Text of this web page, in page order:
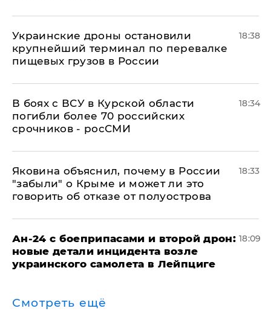
Украинские дроны остановили
крупнейший терминал по перевалке
пищевых грузов в России
18:38
В боях с ВСУ в Курской области
погибли более 70 российских
срочников - росСМИ
18:34
Яковина объяснил, почему в России
"забыли" о Крыме и может ли это
говорить об отказе от полуострова
18:33
Ан-24 с боеприпасами и второй дрон:
новые детали инцидента возле
украинского самолета в Лейпциге
18:09
Смотреть ещё